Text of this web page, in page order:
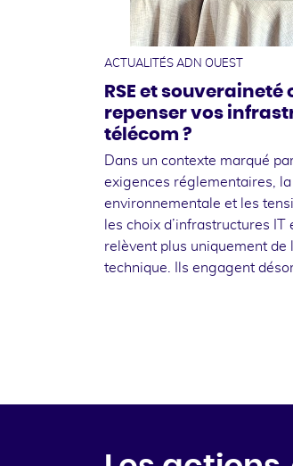
ACTUALITÉS ADN OUEST
RSE et
repenser vos
télécom ?
Dans un contexte marqué
exigences réglementaires,
environnementale et les
les choix d’infrastructures IT
relèvent plus uniquement de
technique. Ils engagent